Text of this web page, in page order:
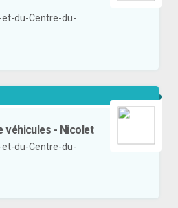
et-du-Centre-du-
véhicules - Nicolet
et-du-Centre-du-